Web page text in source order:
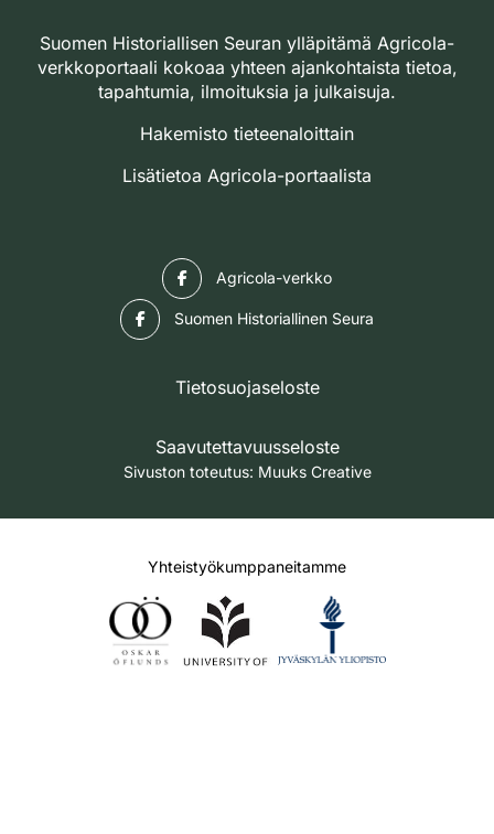
Suomen Historiallisen Seuran ylläpitämä Agricola-
verkkoportaali kokoaa yhteen ajankohtaista tietoa,
tapahtumia, ilmoituksia ja julkaisuja.
Hakemisto tieteenaloittain
Lisätietoa Agricola-portaalista
Agricola-verkko
Suomen Historiallinen Seura
Tietosuojaseloste
Saavutettavuusseloste
Sivuston toteutus: Muuks Creative
Yhteistyökumppaneitamme